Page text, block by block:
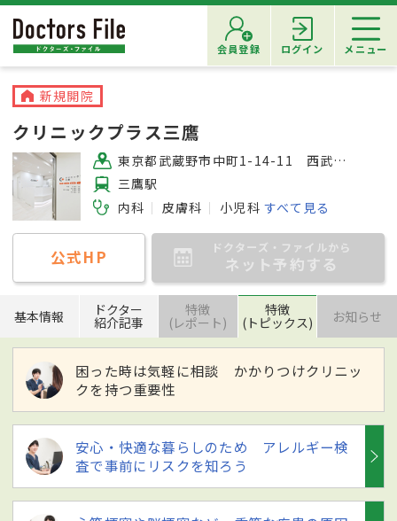
会員登録 ログイン メニュー
新規開院
クリニックプラス三鷹
東京都武蔵野市中町1-14-11 西武プラザビル7階
三鷹駅
内科
皮膚科 小児科 すべて見る
公式HP ドクターズ・ファイルから
ネット予約する
基本情報 ドクター
紹介記事
特徴
(レポート)
特徴
(トピックス) お知らせ
困った時は気軽に相談 かかりつけクリニッ
クを持つ重要性
安心・快適な暮らしのため アレルギー検
査で事前にリスクを知ろう